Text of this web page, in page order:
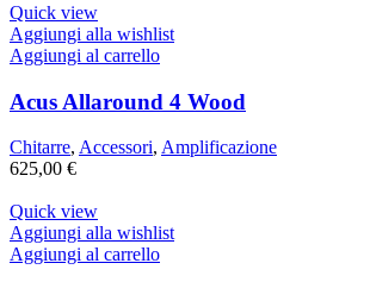
Quick view
Aggiungi alla wishlist
Aggiungi al carrello
Acus Allaround 4 Wood
Chitarre, Accessori, Amplificazione
625,00 €
Quick view
Aggiungi alla wishlist
Aggiungi al carrello